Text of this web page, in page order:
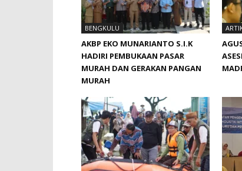
BENGKULU
AKBP EKO MUNARIANTO S.I.K
HADIRI PEMBUKAAN PASAR
MURAH DAN GERAKAN PANGAN
MURAH